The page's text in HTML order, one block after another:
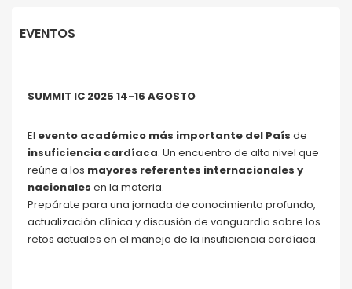
EVENTOS
SUMMIT IC 2025 14-16 AGOSTO
El evento académico más importante del País de
insuficiencia cardíaca. Un encuentro de alto nivel que
reúne a los mayores referentes internacionales y
nacionales en la materia.
Prepárate para una jornada de conocimiento profundo,
actualización clínica y discusión de vanguardia sobre los
retos actuales en el manejo de la insuficiencia cardíaca.